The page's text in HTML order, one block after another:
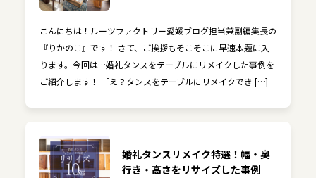
こんにちは！ルーツファクトリー愛媛ブログ担当兼副編集長の
『りかのこ』です！ さて、ご挨拶もそこそこに早速本題に入
ります。今回は…婚礼タンスをテーブルにリメイクした事例を
ご紹介します！ 「え？タンスをテーブルにリメイクでき […]
婚礼タンスリメイク特選！幅・奥
行き・高さをリサイズした事例